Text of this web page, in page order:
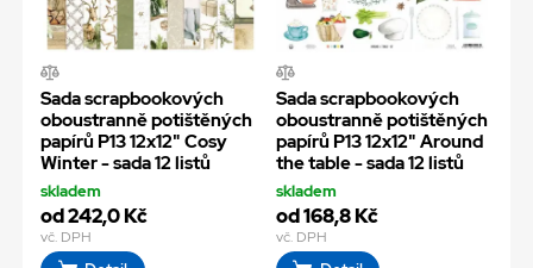
Sada scrapbookových
oboustranně potištěných
papírů P13 12x12" Cosy
Winter - sada 12 listů
skladem
od 242,0 Kč
vč. DPH
Sada scrapbookových
oboustranně potištěných
papírů P13 12x12" Around
the table - sada 12 listů
skladem
od 168,8 Kč
vč. DPH